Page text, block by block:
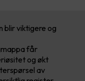
blir viktigere og
får
og økt
av